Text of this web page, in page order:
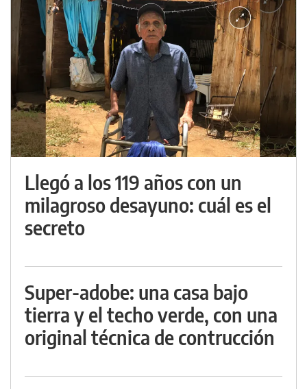
Llegó a los 119 años con un
milagroso desayuno: cuál es el
secreto
Super-adobe: una casa bajo
tierra y el techo verde, con una
original técnica de contrucción